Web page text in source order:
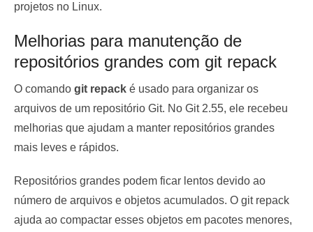
projetos no Linux.
Melhorias para manutenção de
repositórios grandes com git repack
O comando git repack é usado para organizar os
arquivos de um repositório Git. No Git 2.55, ele recebeu
melhorias que ajudam a manter repositórios grandes
mais leves e rápidos.
Repositórios grandes podem ficar lentos devido ao
número de arquivos e objetos acumulados. O git repack
ajuda ao compactar esses objetos em pacotes menores,